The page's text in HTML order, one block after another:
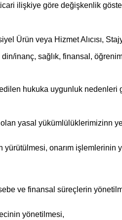
ilişkiye göre değişkenlik
Ürün veya Hizmet Alıcısı,
inanç, sağlık, finansal,
hukuka uygunluk nedenleri
yasal yükümlülüklerimizinn
yürütülmesi, onarım
ve finansal süreçlerin
yönetilmesi,